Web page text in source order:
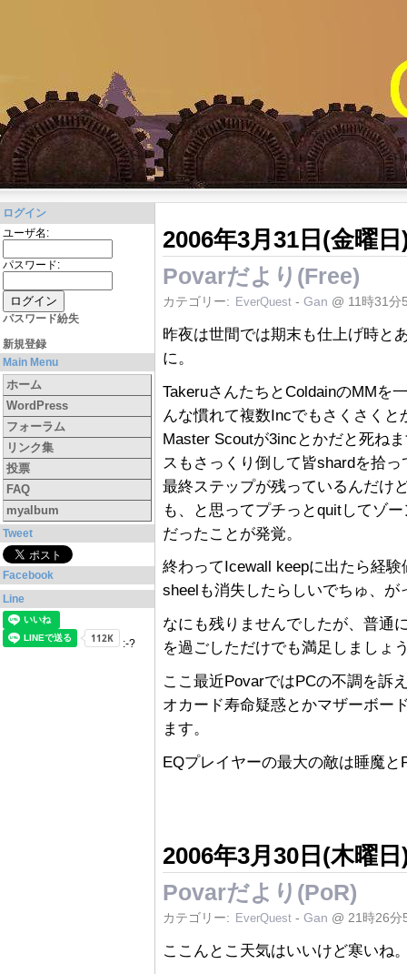
ログイン
ユーザ名:
パスワード:
パスワード紛失
新規登録
Main Menu
ホーム
WordPress
フォーラム
リンク集
投票
FAQ
myalbum
Tweet
Facebook
Line
:-?
2006年3月31日(金曜日
Povarだより(Free)
カテゴリー: EverQuest - Gan @ 11時31分
昨夜は世間では期末も仕上げ時と
に。
TakeruさんたちとColdainのMMを
んな慣れて複数Incでもさくさく
Master Scoutが3incとかだと死ね
スもさっくり倒して皆shardを拾
最終ステップが残っているんだ
も、と思ってプチっとquitしてゾ
だったことが発覚。
終わってIcewall keepに出たら経
sheelも消失したらしいでちゅ、が
なにも残りませんでしたが、普通
を過ごしただけでも満足しましょ
ここ最近PovarではPCの不調を訴
オカード寿命疑惑とかマザーボー
ます。
EQプレイヤーの最大の敵は睡魔
2006年3月30日(木曜日
Povarだより(PoR)
カテゴリー: EverQuest - Gan @ 21時26分
ここんとこ天気はいいけど寒いね